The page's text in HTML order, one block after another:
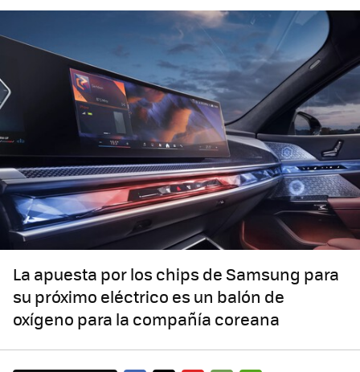
La apuesta por los chips de Samsung para
su próximo eléctrico es un balón de
oxígeno para la compañía coreana